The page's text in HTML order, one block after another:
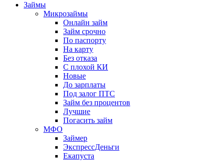
Займы
Микрозаймы
Онлайн займ
Займ срочно
По паспорту
На карту
Без отказа
С плохой КИ
Новые
До зарплаты
Под залог ПТС
Займ без процентов
Лучшие
Погасить займ
МФО
Займер
ЭкспрессДеньги
Екапуста